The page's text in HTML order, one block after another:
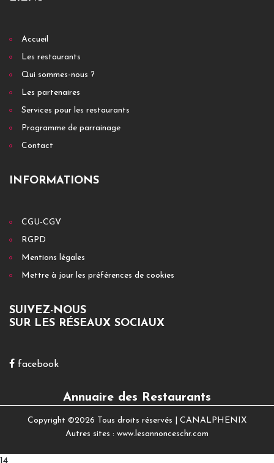
Accueil
Les restaurants
Qui sommes-nous ?
Les partenaires
Services pour les restaurants
Programme de parrainage
Contact
INFORMATIONS
CGU-CGV
RGPD
Mentions légales
Mettre à jour les préférences de cookies
SUIVEZ-NOUS
SUR LES RÉSEAUX SOCIAUX
facebook
Annuaire des Restaurants
Copyright ©2026 Tous droits réservés | CANALPHENIX
Autres sites : www.lesannonceschr.com
14